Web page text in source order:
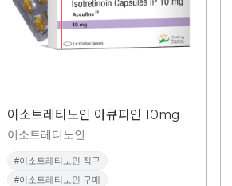
이소트레티노인 아큐파인 10mg
이소트레티노인
#이소트레티노인 직구
#이소트레티노인 구매